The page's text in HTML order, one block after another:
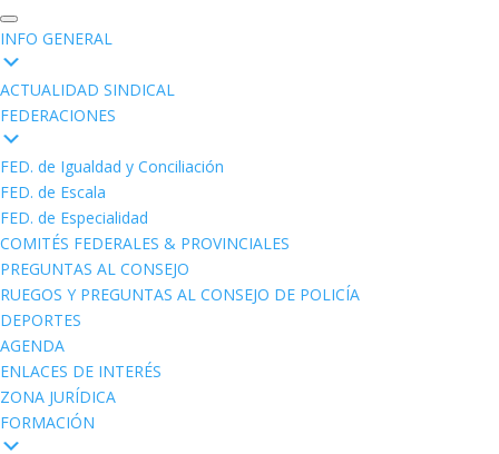
INFO GENERAL
ACTUALIDAD SINDICAL
FEDERACIONES
FED. de Igualdad y Conciliación
FED. de Escala
FED. de Especialidad
COMITÉS FEDERALES & PROVINCIALES
PREGUNTAS AL CONSEJO
RUEGOS Y PREGUNTAS AL CONSEJO DE POLICÍA
DEPORTES
AGENDA
ENLACES DE INTERÉS
ZONA JURÍDICA
FORMACIÓN